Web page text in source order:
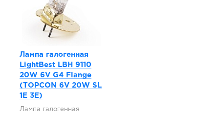
Лампа галогенная
LightBest LBH 9110
20W 6V G4 Flange
(TOPCON 6V 20W SL
1E 3E)
Лампа галогенная